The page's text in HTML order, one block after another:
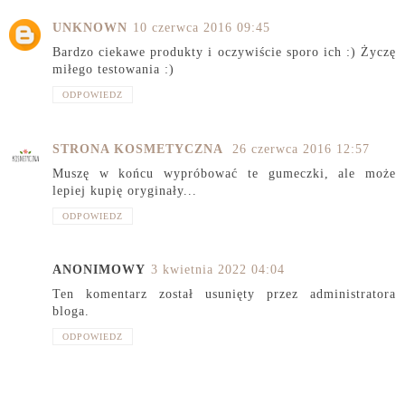
UNKNOWN 10 czerwca 2016 09:45
Bardzo ciekawe produkty i oczywiście sporo ich :) Życzę
miłego testowania :)
ODPOWIEDZ
STRONA KOSMETYCZNA
26 czerwca 2016 12:57
Muszę w końcu wypróbować te gumeczki, ale może
lepiej kupię oryginały...
ODPOWIEDZ
ANONIMOWY 3 kwietnia 2022 04:04
Ten komentarz został usunięty przez administratora
bloga.
ODPOWIEDZ